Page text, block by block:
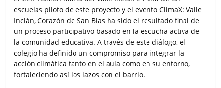
escuelas piloto de este proyecto y el evento ClimaX: Valle
Inclán, Corazón de San Blas ha sido el resultado final de
un proceso participativo basado en la escucha activa de
la comunidad educativa. A través de este diálogo, el
colegio ha definido un compromiso para integrar la
acción climática tanto en el aula como en su entorno,
fortaleciendo así los lazos con el barrio.